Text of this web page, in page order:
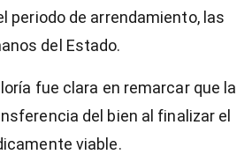
periodo de arrendamiento, las
del Estado.
fue clara en remarcar que la
del bien al finalizar el
viable.